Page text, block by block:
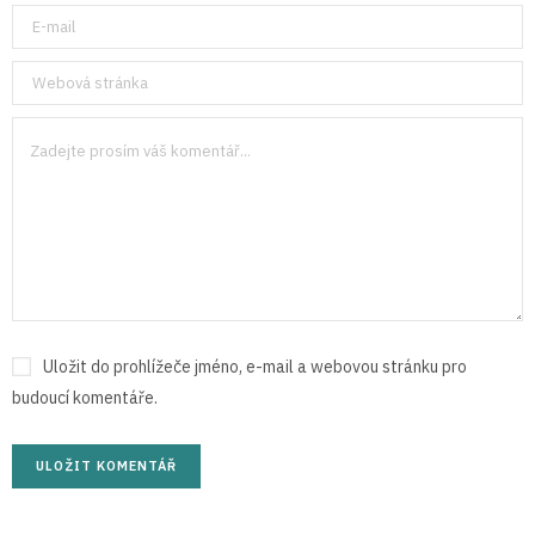
Uložit do prohlížeče jméno, e-mail a webovou stránku pro
budoucí komentáře.